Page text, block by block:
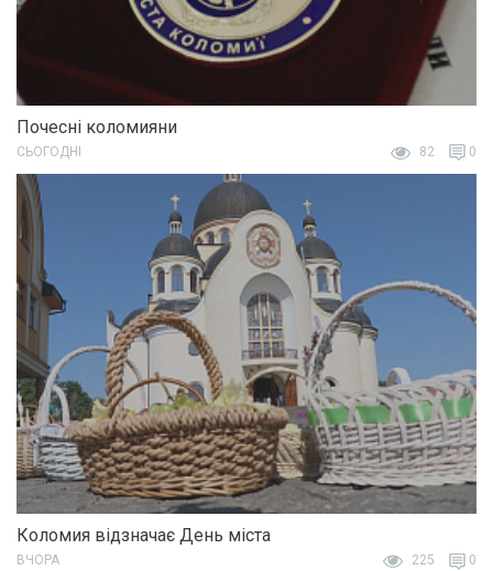
Почесні коломияни
СЬОГОДНІ 82 0
Коломия відзначає День міста
ВЧОРА 225 0